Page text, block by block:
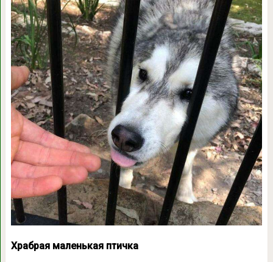
Храбрая маленькая птичка